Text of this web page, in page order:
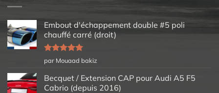
Embout d'échappement double #5 poli
chauffé carré (droit)
Note5sur
5
par Mouaad bakiz
Becquet / Extension CAP pour Audi A5 F5
Cabrio (depuis 2016)